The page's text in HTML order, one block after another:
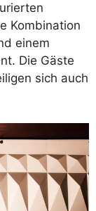
Kombination
einem
Die Gäste
sich auch